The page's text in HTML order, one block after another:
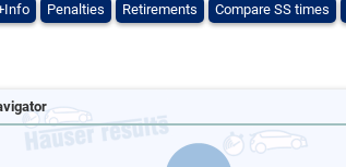
Penalties Retirements Compare SS times